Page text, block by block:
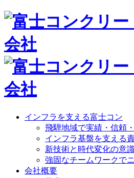
インフラを支える富士コン
飛騨地域で実績・信頼
インフラ基盤を支える
新技術と時代変化の意
強固なチームワークで
会社概要